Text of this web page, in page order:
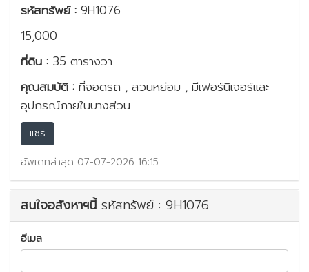
รหัสทรัพย์ : 9H1076
15,000
ที่ดิน : 35 ตารางวา
คุณสมบัติ : ที่จอดรถ , สวนหย่อม , มีเฟอร์นิเจอร์และ
อุปกรณ์ภายในบางส่วน
แชร์
อัพเดทล่าสุด 07-07-2026 16:15
สนใจอสังหาฯนี้รหัสทรัพย์ : 9H1076
อีเมล